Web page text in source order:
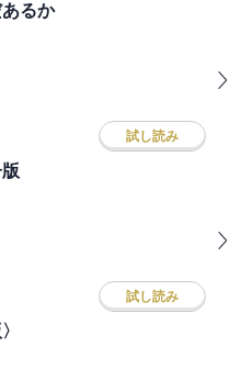
るか
試し読み
試し読み